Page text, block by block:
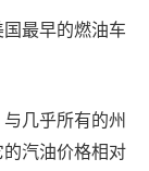
最早的燃油车
几乎所有的州
汽油价格相对